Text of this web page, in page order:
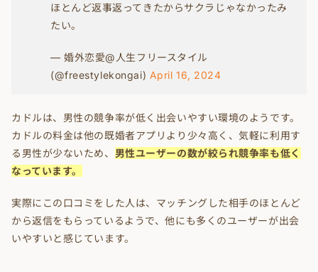
ほとんど返事返ってきたからサクラじゃなかったみ
たい。
— 婚外恋愛@人生フリースタイル
(@freestylekongai) April 16, 2024
カドルは、男性の競争率が低く出会いやすい環境のようです。
カドルの料金は他の既婚者アプリより少々高く、気軽に利用す
る男性が少ないため、 男性ユーザーの数が絞られ競争率も低く
なっています。
実際にこの口コミをした人は、マッチングした相手のほとんど
から返信をもらっているようで、他にも多くのユーザーが出会
いやすいと感じています。